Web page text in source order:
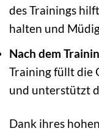
des Trainings
halten und
Nach dem
Training füllt die
und unterstützt
Dank ihres